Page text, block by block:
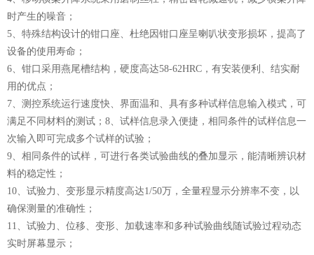
时产生的噪音；
5、特殊结构设计的钳口座、杜绝因钳口座呈喇叭状变形损坏，提高了
设备的使用寿命；
6、钳口采用燕尾槽结构，硬度高达58-62HRC，有安装便利、结实耐
用的优点；
7、测控系统运行速度快、界面温和、具有多种试样信息输入模式，可
满足不同材料的测试；8、试样信息录入便捷，相同条件的试样信息一
次输入即可完成多个试样的试验；
9、相同条件的试样，可进行各类试验曲线的叠加显示，能清晰辨识材
料的稳定性；
10、试验力、变形显示精度高达1/50万，全量程显示分辨率不变，以
确保测量的准确性；
11、试验力、位移、变形、加载速率和多种试验曲线随试验过程动态
实时屏幕显示；